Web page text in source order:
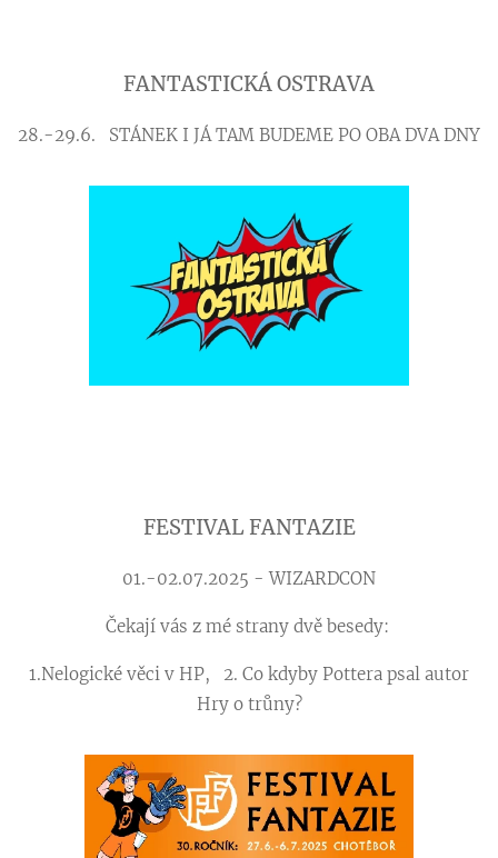
FANTASTICKÁ OSTRAVA
28.-29.6. STÁNEK I JÁ TAM BUDEME PO OBA DVA DNY
FESTIVAL FANTAZIE
01.-02.07.2025 - WIZARDCON
Čekají vás z mé strany dvě besedy:
1.Nelogické věci v HP, 2. Co kdyby Pottera psal autor
Hry o trůny?